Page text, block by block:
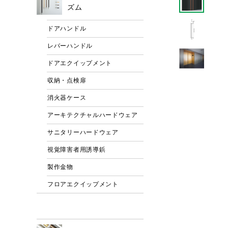
ズム
ドアハンドル
レバーハンドル
ドアエクイップメント
収納・点検扉
消火器ケース
アーキテクチャルハードウェア
サニタリーハードウェア
視覚障害者用誘導鋲
製作金物
フロアエクイップメント